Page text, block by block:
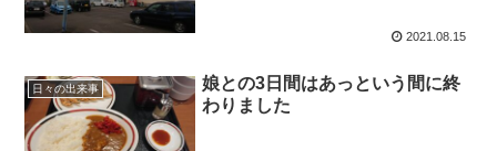
2021.08.15
日々の出来事
娘との3日間はあっという間に終
わりました